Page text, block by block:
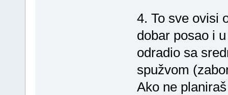
4. To sve ovisi
dobar posao i
odradio sa
spužvom
Ako ne